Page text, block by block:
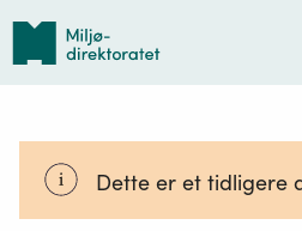
Tilbake
forsiden
Dette er et tidligere